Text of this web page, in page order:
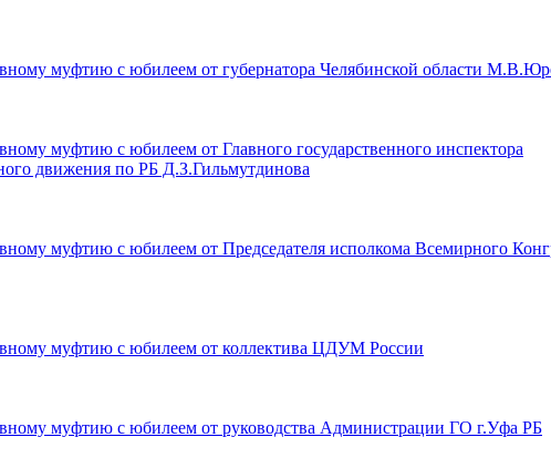
муфтию с юбилеем от губернатора Челябинской области
муфтию с юбилеем от Главного государственного инспектора
движения по РБ Д.З.Гильмутдинова
муфтию с юбилеем от Председателя исполкома Всемирного
муфтию с юбилеем от коллектива ЦДУМ России
муфтию с юбилеем от руководства Администрации ГО г.Уфа РБ